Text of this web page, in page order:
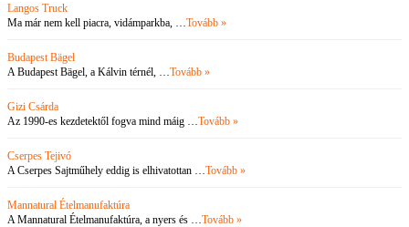
Langos Truck
Ma már nem kell piacra, vidámparkba, … Tovább »
Budapest Bägel
A Budapest Bägel, a Kálvin térnél, … Tovább »
Gizi Csárda
Az 1990-es kezdetektől fogva mind máig … Tovább »
Cserpes Tejivó
A Cserpes Sajtműhely eddig is elhivatottan … Tovább »
Mannatural Ételmanufaktúra
A Mannatural Ételmanufaktúra, a nyers és … Tovább »